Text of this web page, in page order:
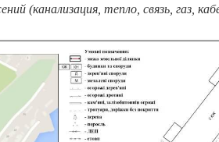
(канализация, тепло, связь, газ,